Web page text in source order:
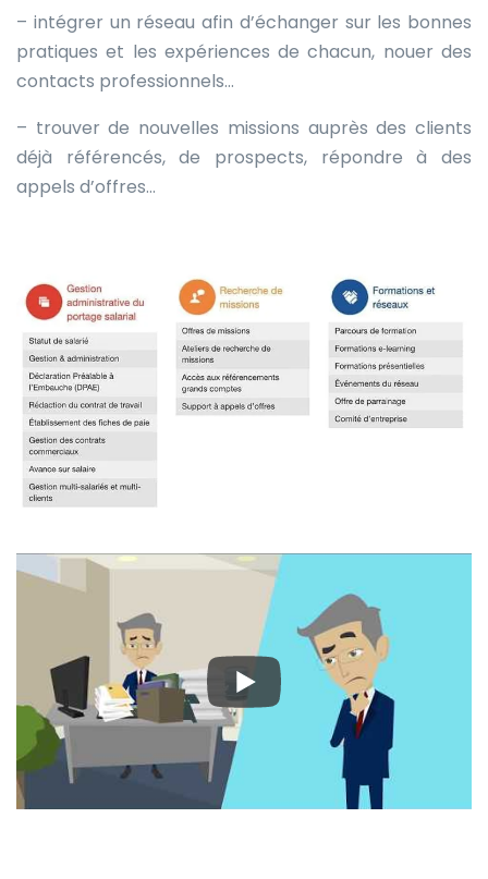
– intégrer un réseau afin d’échanger sur les bonnes
pratiques et les expériences de chacun, nouer des
contacts professionnels…
– trouver de nouvelles missions auprès des clients
déjà référencés, de prospects, répondre à des
appels d’offres…